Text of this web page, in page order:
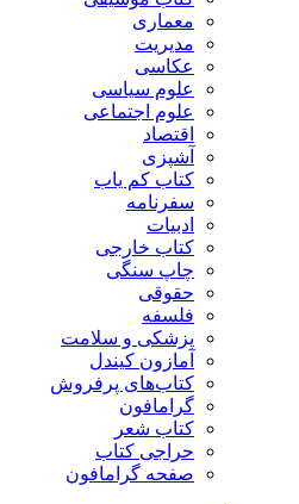
معماری
مدیریت
عکاسی
علوم سیاسی
علوم اجتماعی
اقتصاد
آشپزی
کتاب کم یاب
سفرنامه
ادبیات
کتاب خارجی
چاپ سنگی
حقوقی
فلسفه
پزشکی و سلامت
آمازون کیندل
کتاب‌های پرفروش
گرامافون
کتاب شعر
حراجی کتاب
صفحه گرامافون